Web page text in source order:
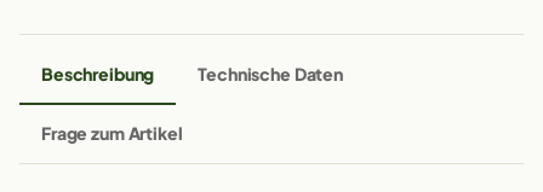
Beschreibung Technische Daten
Frage zum Artikel